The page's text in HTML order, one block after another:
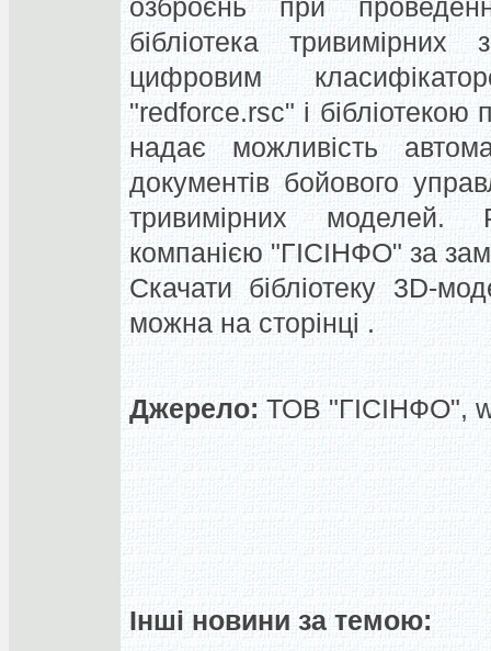
озброєнь при
бібліотека
цифровим
"redforce.rsc" і бібліотекою
надає можливість
документів бойового
тривимірних моделей.
компанією "ГІСІНФО" за
Скачати бібліотеку 3D-
можна на сторінці .
Джерело: ТОВ "ГІСІНФО",
Інші новини за темою: